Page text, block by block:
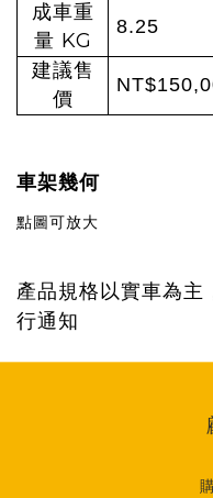
成車重
量 KG
8.25
建議售
價
車架幾何
點圖可放大
產品規格以實車為主
行通知